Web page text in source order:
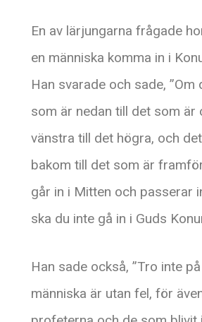
En av lärjungarna frågade
en människa komma in i
Han svarade och sade,
som är nedan till det som är
vänstra till det högra, och
bakom till det som är
går in i Mitten och passerar
ska du inte gå in i Guds
Han sade också, ”Tro inte
människa är utan fel, för